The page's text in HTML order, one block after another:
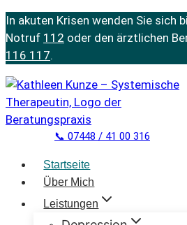
Zum
Inhalt
springen
In akuten Krisen wenden Sie sich
Notruf 112 oder den ärztlichen
116 117.
📞 07448 / 41 00 316
Startseite
Über Mich
Leistungen